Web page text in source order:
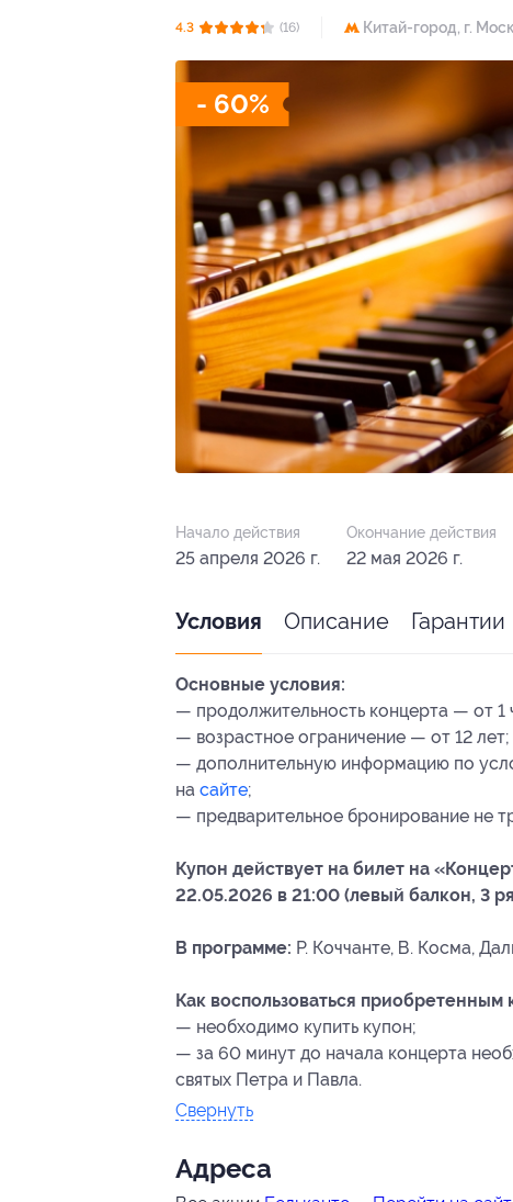
4.3 (16) Китай-город, г.
- 60%
Начало действия
25 апреля 2026 г.
Окончание действия
22 мая 2026 г.
Условия Описание Гарантии
Основные условия:
— продолжительность концерта — от 1
— возрастное ограничение — от 12 лет;
— дополнительную информацию по
на сайте;
— предварительное бронирование не
Купон действует на билет на
22.05.2026 в 21:00 (левый балкон, 3
В программе: Р. Коччанте, В. Косма,
Как воспользоваться приобретенным
— необходимо купить купон;
— за 60 минут до начала концерта
святых Петра и Павла.
Свернуть
Адресa